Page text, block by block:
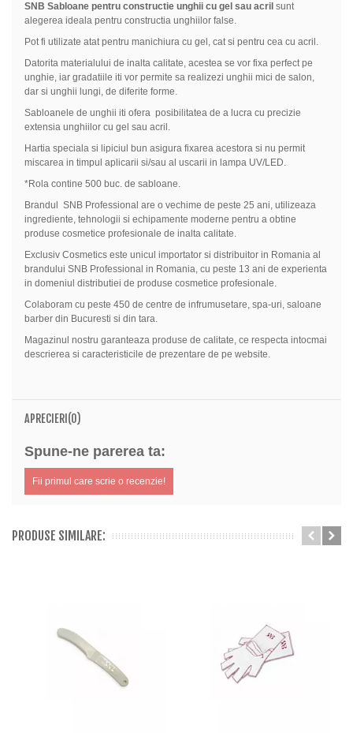
SNB Sabloane pentru constructie unghii cu gel sau acril sunt
alegerea ideala pentru constructia unghiilor false.
Pot fi utilizate atat pentru manichiura cu gel, cat si pentru cea cu acril.
Datorita materialului de inalta calitate, acestea se vor fixa perfect pe
unghie, iar gradatiile iti vor permite sa realizezi unghii mici de salon,
dar si unghii lungi, de diferite forme.
Sabloanele de unghii iti ofera posibilitatea de a lucra cu precizie
extensia unghiilor cu gel sau acril.
Hartia speciala si lipiciul bun asigura fixarea acestora si nu permit
miscarea in timpul aplicarii si/sau al uscarii in lampa UV/LED.
*Rola contine 500 buc. de sabloane.
Brandul
SNB Professional are o vechime de peste 25 ani, utilizeaza
ingrediente, tehnologii si echipamente moderne pentru a obtine
produse cosmetice profesionale de inalta calitate.
Exclusiv Cosmetics este unicul importator si distribuitor in Romania al
brandului SNB Professional in Romania, cu peste 13 ani de experienta
in domeniul distributiei de produse cosmetice profesionale.
Colaboram cu peste 450 de centre de infrumusetare, spa-uri, saloane
barber din Bucuresti si din tara.
Magazinul nostru garanteaza produse de calitate, ce respecta intocmai
descrierea si caracteristicile de prezentare de pe website.
APRECIERI(0)
Spune-ne parerea ta:
Fii primul care scrie o recenzie!
PRODUSE SIMILARE: